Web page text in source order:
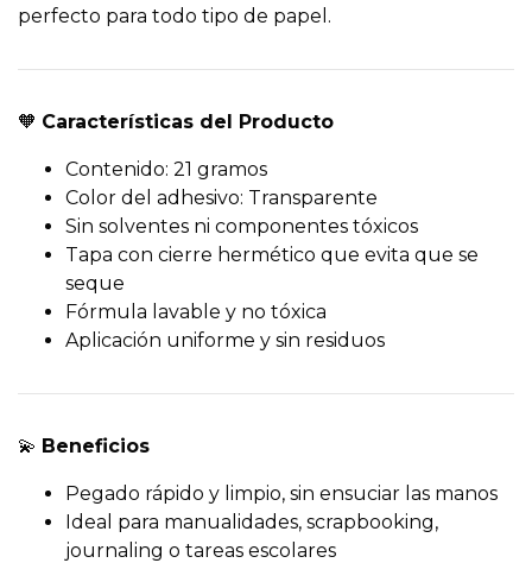
perfecto para todo tipo de papel.
🧡 Características del Producto
Contenido: 21 gramos
Color del adhesivo: Transparente
Sin solventes ni componentes tóxicos
Tapa con cierre hermético que evita que se
seque
Fórmula lavable y no tóxica
Aplicación uniforme y sin residuos
💫 Beneficios
Pegado rápido y limpio, sin ensuciar las manos
Ideal para manualidades, scrapbooking,
journaling o tareas escolares